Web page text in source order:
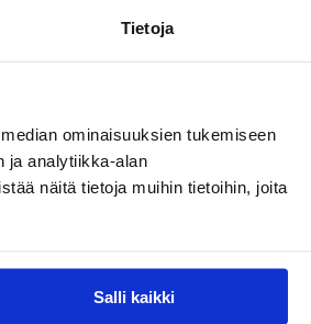
Tietoja
ominaisuuksien tukemiseen
ja analytiikka-alan
näitä tietoja muihin tietoihin, joita
Salli kaikki